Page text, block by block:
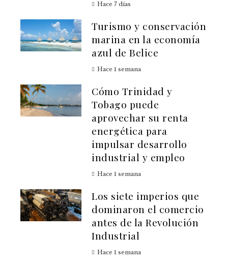
Hace 7 días
Turismo y conservación
marina en la economía
azul de Belice
Hace 1 semana
Cómo Trinidad y
Tobago puede
aprovechar su renta
energética para
impulsar desarrollo
industrial y empleo
Hace 1 semana
Los siete imperios que
dominaron el comercio
antes de la Revolución
Industrial
Hace 1 semana